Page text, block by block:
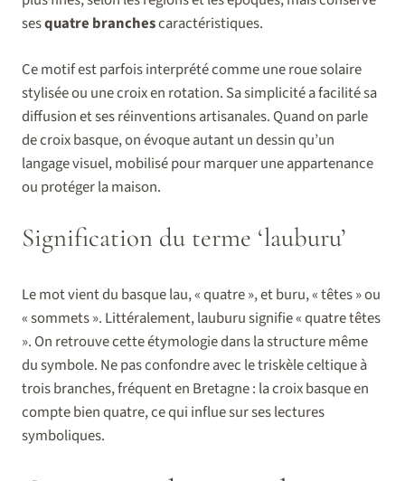
sesquatre branchescaractéristiques.
Ce motif est parfois interprété comme une roue solaire
stylisée ou une croix en rotation. Sa simplicité a facilité sa
diffusion et ses réinventions artisanales. Quand on parle
de croix basque, on évoque autant un dessin qu’un
langage visuel, mobilisé pour marquer une appartenance
ou protéger la maison.
Signification du terme ‘lauburu’
Le mot vient du basque lau, « quatre », et buru, « têtes » ou
« sommets ». Littéralement, lauburu signifie « quatre têtes
». On retrouve cette étymologie dans la structure même
du symbole. Ne pas confondre avec le triskèle celtique à
trois branches, fréquent en Bretagne : la croix basque en
compte bien quatre, ce qui influe sur ses lectures
symboliques.